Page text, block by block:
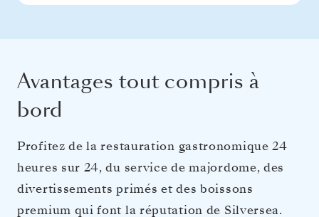
Avantages tout compris à
bord
Profitez de la restauration gastronomique 24
heures sur 24, du service de majordome, des
divertissements primés et des boissons
premium qui font la réputation de Silversea.